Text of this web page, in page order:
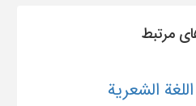
مرتبط
اللغة الشعریة